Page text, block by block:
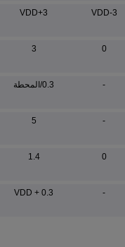
VDD-3
VDD+3
0
3
- 0.3/المحطة
-
5
0
1.4
-
VDD + 0.3